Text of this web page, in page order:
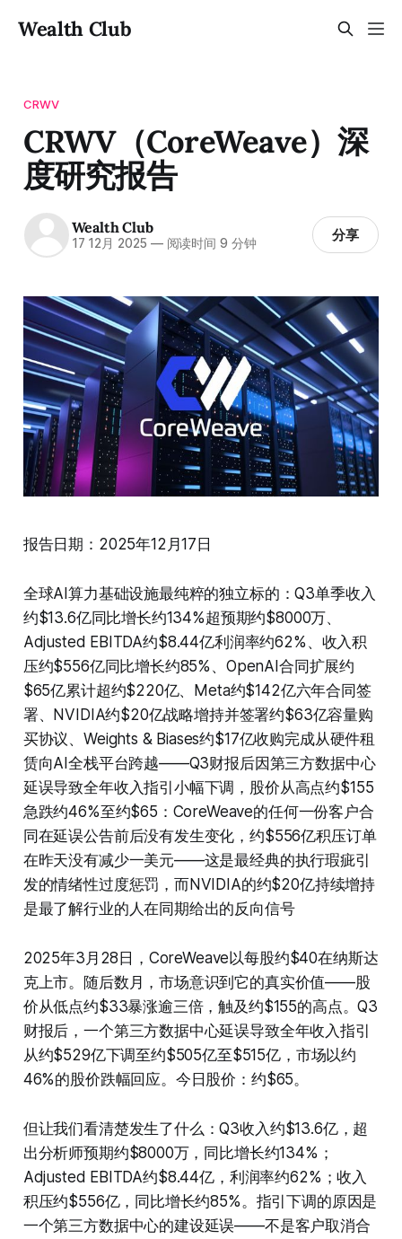
Wealth Club
CRWV
CRWV（CoreWeave）深
度研究报告
Wealth Club
17 12月 2025 —阅读时间 9 分钟 分享
报告日期：2025年12月17日
全球AI算力基础设施最纯粹的独立标的：Q3单季收入
约$13.6亿同比增长约134%超预期约$8000万、
Adjusted EBITDA约$8.44亿利润率约62%、收入积
压约$556亿同比增长约85%、OpenAI合同扩展约
$65亿累计超约$220亿、Meta约$142亿六年合同签
署、NVIDIA约$20亿战略增持并签署约$63亿容量购
买协议、Weights & Biases约$17亿收购完成从硬件租
赁向AI全栈平台跨越——Q3财报后因第三方数据中心
延误导致全年收入指引小幅下调，股价从高点约$155
急跌约46%至约$65：CoreWeave的任何一份客户合
同在延误公告前后没有发生变化，约$556亿积压订单
在昨天没有减少一美元——这是最经典的执行瑕疵引
发的情绪性过度惩罚，而NVIDIA的约$20亿持续增持
是最了解行业的人在同期给出的反向信号
2025年3月28日，CoreWeave以每股约$40在纳斯达
克上市。随后数月，市场意识到它的真实价值——股
价从低点约$33暴涨逾三倍，触及约$155的高点。Q3
财报后，一个第三方数据中心延误导致全年收入指引
从约$529亿下调至约$505亿至$515亿，市场以约
46%的股价跌幅回应。今日股价：约$65。
但让我们看清楚发生了什么：Q3收入约$13.6亿，超
出分析师预期约$8000万，同比增长约134%；
Adjusted EBITDA约$8.44亿，利润率约62%；收入
积压约$556亿，同比增长约85%。指引下调的原因是
一个第三方数据中心的建设延误——不是客户取消合